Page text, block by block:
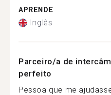
APRENDE
Inglês
Parceiro/a de
perfeito
Pessoa que me